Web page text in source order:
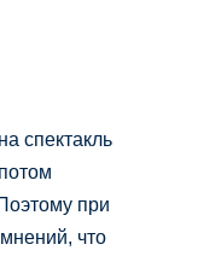
спектакль
при
что